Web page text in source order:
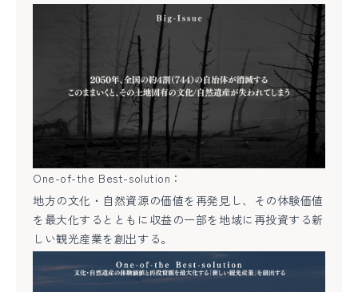
One-of-the Best-solution：
地方の文化・自然資源の価値を再発見し、その体験価値
を最大化するとともに収益の一部を地域に再投資する新
しい観光産業を創出する。